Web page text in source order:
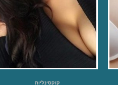
קוקסינליות